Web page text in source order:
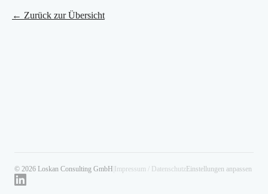
← Zurück zur Übersicht
© 2026 Loskan Consulting GmbH Impressum / Datenschutz Einstellungen anpassen